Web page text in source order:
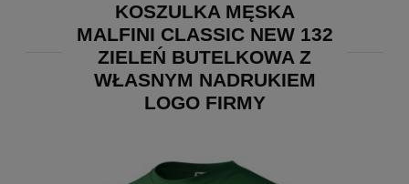
KOSZULKA MĘSKA
MALFINI CLASSIC NEW 132
ZIELEŃ BUTELKOWA Z
WŁASNYM NADRUKIEM
LOGO FIRMY